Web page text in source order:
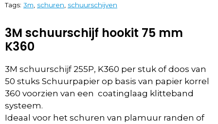
Tags: 3m schuren schuurschijven
3M schuurschijf hookit 75 mm
K360
3M schuurschijf 255P, K360 per stuk of doos van
50 stuks Schuurpapier op basis van papier korrel
360 voorzien van een coatinglaag klitteband
systeem.
Ideaal voor het schuren van plamuur randen of